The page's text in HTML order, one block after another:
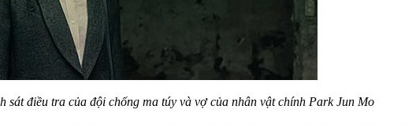
sát điều tra của đội chống ma túy và vợ của nhân vật chính Park Jun Mo